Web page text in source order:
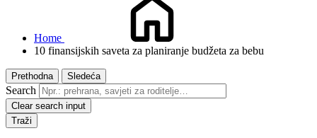
Home
10 finansijskih saveta za planiranje budžeta za bebu
Prethodna Sledeća
Search
Clear search input